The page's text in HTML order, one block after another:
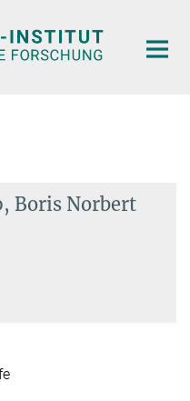
Boris Norbert